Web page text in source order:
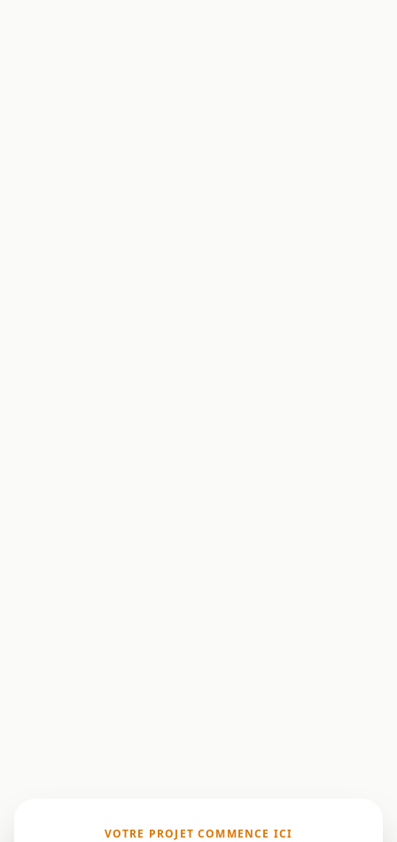
VOTRE PROJET COMMENCE ICI